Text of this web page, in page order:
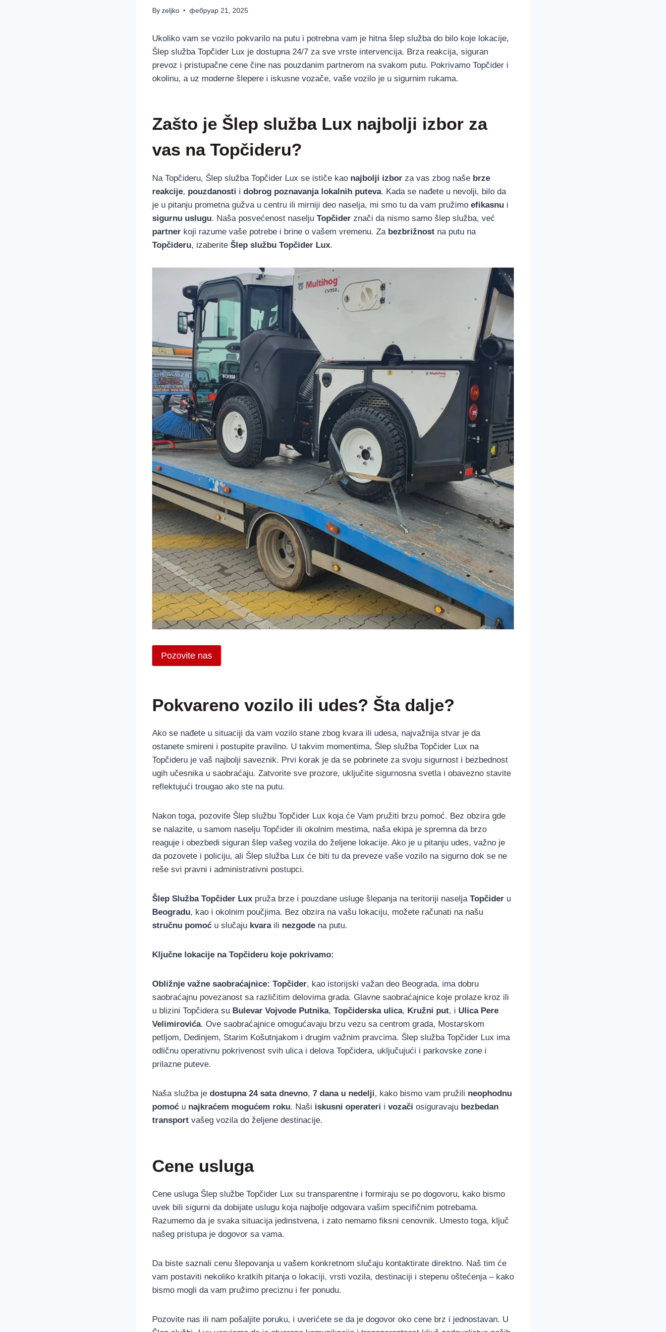
By zeljko фебруар 21, 2025
Ukoliko vam se vozilo pokvarilo na putu i potrebna vam je hitna šlep služba do bilo koje lokacije,
Šlep služba Topčider Lux je dostupna 24/7 za sve vrste intervencija. Brza reakcija, siguran
prevoz i pristupačne cene čine nas pouzdanim partnerom na svakom putu. Pokrivamo Topčider i
okolinu, a uz moderne šlepere i iskusne vozače, vaše vozilo je u sigurnim rukama.
Zašto je Šlep služba Lux najbolji izbor za
vas na Topčideru?
Na Topčideru, Šlep služba Topčider Lux se ističe kao najbolji izbor za vas zbog naše brze
reakcije, pouzdanosti i dobrog poznavanja lokalnih puteva. Kada se nađete u nevolji, bilo da
je u pitanju prometna gužva u centru ili mirniji deo naselja, mi smo tu da vam pružimo efikasnu i
sigurnu uslugu. Naša posvećenost naselju Topčider znači da nismo samo šlep služba, već
partner koji razume vaše potrebe i brine o vašem vremenu. Za bezbrižnost na putu na
Topčideru, izaberite Šlep službu Topčider Lux.
Pozovite nas
Pokvareno vozilo ili udes? Šta dalje?
Ako se nađete u situaciji da vam vozilo stane zbog kvara ili udesa, najvažnija stvar je da
ostanete smireni i postupite pravilno. U takvim momentima, Šlep služba Topčider Lux na
Topčideru je vaš najbolji saveznik. Prvi korak je da se pobrinete za svoju sigurnost i bezbednost
ugih učesnika u saobraćaju. Zatvorite sve prozore, uključite sigurnosna svetla i obavezno stavite
reflektujući trougao ako ste na putu.
Nakon toga, pozovite Šlep službu Topčider Lux koja će Vam pružiti brzu pomoć. Bez obzira gde
se nalazite, u samom naselju Topčider ili okolnim mestima, naša ekipa je spremna da brzo
reaguje i obezbedi siguran šlep vašeg vozila do željene lokacije. Ako je u pitanju udes, važno je
da pozovete i policiju, ali Šlep služba Lux će biti tu da preveze vaše vozilo na sigurno dok se ne
reše svi pravni i administrativni postupci.
Šlep Služba Topčider Lux pruža brze i pouzdane usluge šlepanja na teritoriji naselja Topčider u
Beogradu, kao i okolnim poučjima. Bez obzira na vašu lokaciju, možete računati na našu
stručnu pomoć u slučaju kvaraili nezgode na putu.
Ključne lokacije na Topčideru koje pokrivamo:
Obližnje važne saobraćajnice: Topčider, kao istorijski važan deo Beograda, ima dobru
saobraćajnu povezanost sa različitim delovima grada. Glavne saobraćajnice koje prolaze kroz ili
u blizini Topčidera su Bulevar Vojvode Putnika, Topčiderska ulica, Kružni put, i Ulica Pere
Velimirovića. Ove saobraćajnice omogućavaju brzu vezu sa centrom grada, Mostarskom
petljom, Dedinjem, Starim Košutnjakom i drugim važnim pravcima. Šlep služba Topčider Lux ima
odličnu operativnu pokrivenost svih ulica i delova Topčidera, uključujući i parkovske zone i
prilazne puteve.
Naša služba je dostupna 24 sata dnevno, 7 dana u nedelji, kako bismo vam pružili neophodnu
pomoć u najkraćem mogućem roku. Naši iskusni operateri i vozači osiguravaju bezbedan
transport vašeg vozila do željene destinacije.
Cene usluga
Cene usluga Šlep službe Topčider Lux su transparentne i formiraju se po dogovoru, kako bismo
uvek bili sigurni da dobijate uslugu koja najbolje odgovara vašim specifičnim potrebama.
Razumemo da je svaka situacija jedinstvena, i zato nemamo fiksni cenovnik. Umesto toga, ključ
našeg pristupa je dogovor sa vama.
Da biste saznali cenu šlepovanja u vašem konkretnom slučaju kontaktirate direktno. Naš tim će
vam postaviti nekoliko kratkih pitanja o lokaciji, vrsti vozila, destinaciji i stepenu oštećenja – kako
bismo mogli da vam pružimo preciznu i fer ponudu.
Pozovite nas ili nam pošaljite poruku, i uverićete se da je dogovor oko cene brz i jednostavan. U